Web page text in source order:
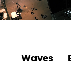
Waves